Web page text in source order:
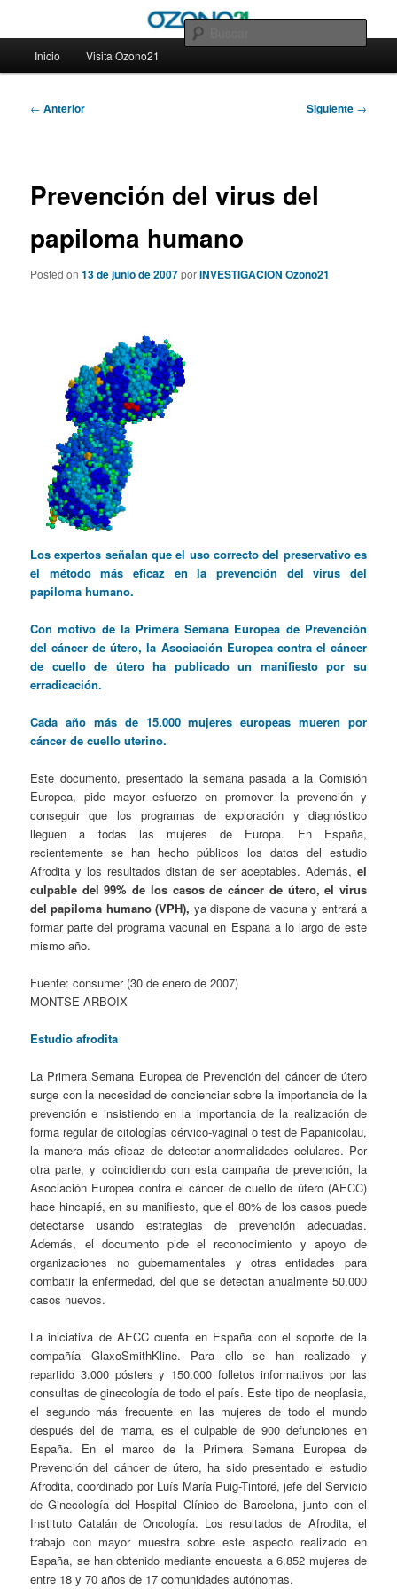
principal– Blog Ozono21
principal
Inicio Visita Ozono21
Navegación
← Anterior Siguiente →
Prevención del virus del
papiloma humano
Posted on13 de junio de 2007porINVESTIGACION Ozono21
Los expertos señalan que el uso correcto del preservativo es
el método más eficaz en la prevención del virus del
papiloma humano.
Con motivo de la Primera Semana Europea de Prevención
del cáncer de útero, la Asociación Europea contra el cáncer
de cuello de útero ha publicado un manifiesto por su
erradicación.
Cada año más de 15.000 mujeres europeas mueren por
cáncer de cuello uterino.
Este documento, presentado la semana pasada a la Comisión
Europea, pide mayor esfuerzo en promover la prevención y
conseguir que los programas de exploración y diagnóstico
lleguen a todas las mujeres de Europa. En España,
recientemente se han hecho públicos los datos del estudio
Afrodita y los resultados distan de ser aceptables. Además, el
culpable del 99% de los casos de cáncer de útero, el virus
del papiloma humano (VPH), ya dispone de vacuna y entrará a
formar parte del programa vacunal en España a lo largo de este
mismo año.
Fuente: consumer (30 de enero de 2007)
MONTSE ARBOIX
Estudio afrodita
La Primera Semana Europea de Prevención del cáncer de útero
surge con la necesidad de concienciar sobre la importancia de la
prevención e insistiendo en la importancia de la realización de
forma regular de citologías cérvico-vaginal o test de Papanicolau,
la manera más eficaz de detectar anormalidades celulares. Por
otra parte, y coincidiendo con esta campaña de prevención, la
Asociación Europea contra el cáncer de cuello de útero (AECC)
hace hincapié, en su manifiesto, que el 80% de los casos puede
detectarse usando estrategias de prevención adecuadas.
Además, el documento pide el reconocimiento y apoyo de
organizaciones no gubernamentales y otras entidades para
combatir la enfermedad, del que se detectan anualmente 50.000
casos nuevos.
La iniciativa de AECC cuenta en España con el soporte de la
compañía GlaxoSmithKline. Para ello se han realizado y
repartido 3.000 pósters y 150.000 folletos informativos por las
consultas de ginecología de todo el país. Este tipo de neoplasia,
el segundo más frecuente en las mujeres de todo el mundo
después del de mama, es el culpable de 900 defunciones en
España. En el marco de la Primera Semana Europea de
Prevención del cáncer de útero, ha sido presentado el estudio
Afrodita, coordinado por Luís María Puig-Tintoré, jefe del Servicio
de Ginecología del Hospital Clínico de Barcelona, junto con el
Instituto Catalán de Oncología. Los resultados de Afrodita, el
trabajo con mayor muestra sobre este aspecto realizado en
España, se han obtenido mediante encuesta a 6.852 mujeres de
entre 18 y 70 años de 17 comunidades autónomas.